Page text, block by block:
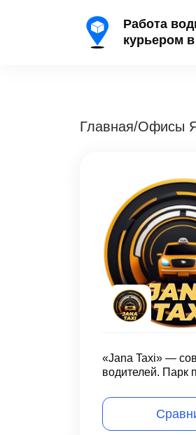
Работа
курьером
Главная/Офисы
«Jana Taxi» —
водителей. Парк